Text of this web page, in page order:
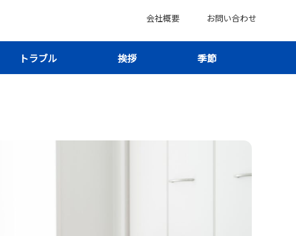
会社概要 お問い合わせ
トラブル 挨拶 季節